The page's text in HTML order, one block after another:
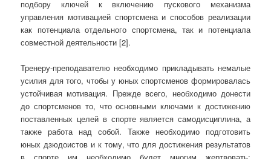
подбору ключей к включению пускового механизма
управления мотивацией спортсмена и способов реализации
как потенциала отдельного спортсмена, так и потенциала
совместной деятельности [2].
Тренеру-преподавателю необходимо прикладывать немалые
усилия для того, чтобы у юных спортсменов формировалась
устойчивая мотивация. Прежде всего, необходимо донести
до спортсменов то, что основными ключами к достижению
поставленных целей в спорте является самодисциплина, а
также работа над собой. Также необходимо подготовить
юных дзюдоистов и к тому, что для достижения результатов